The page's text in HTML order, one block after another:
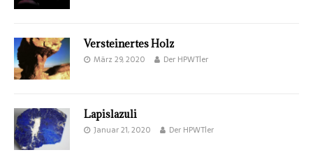
Versteinertes Holz
März 29, 2020 Der HPWTler
Lapislazuli
Januar 21, 2020 Der HPWTler